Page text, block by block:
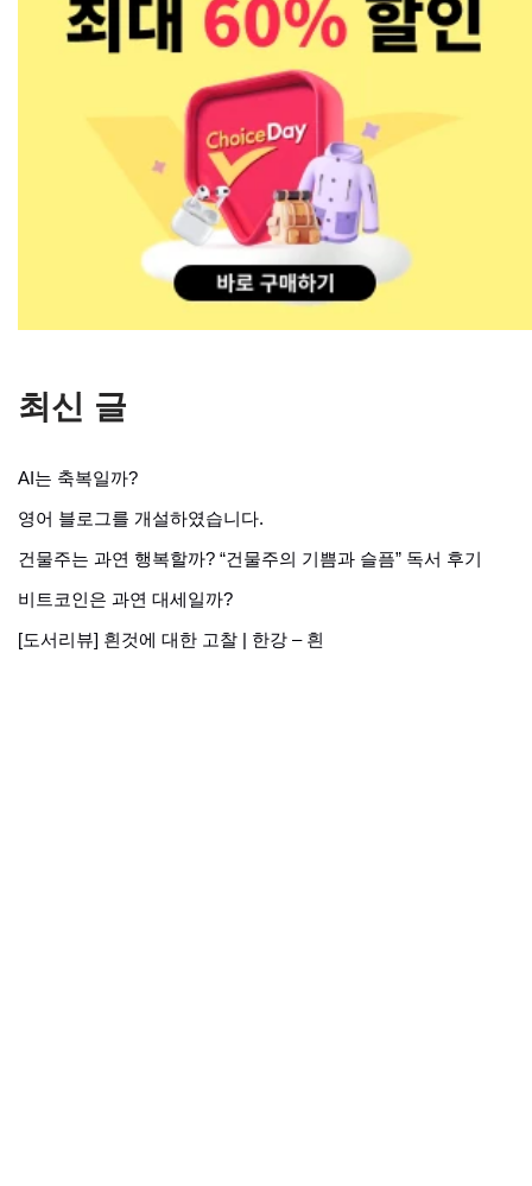
최신 글
AI는 축복일까?
영어 블로그를 개설하였습니다.
건물주는 과연 행복할까? “건물주의 기쁨과 슬픔” 독서 후기
비트코인은 과연 대세일까?
[도서리뷰] 흰것에 대한 고찰 | 한강 – 흰